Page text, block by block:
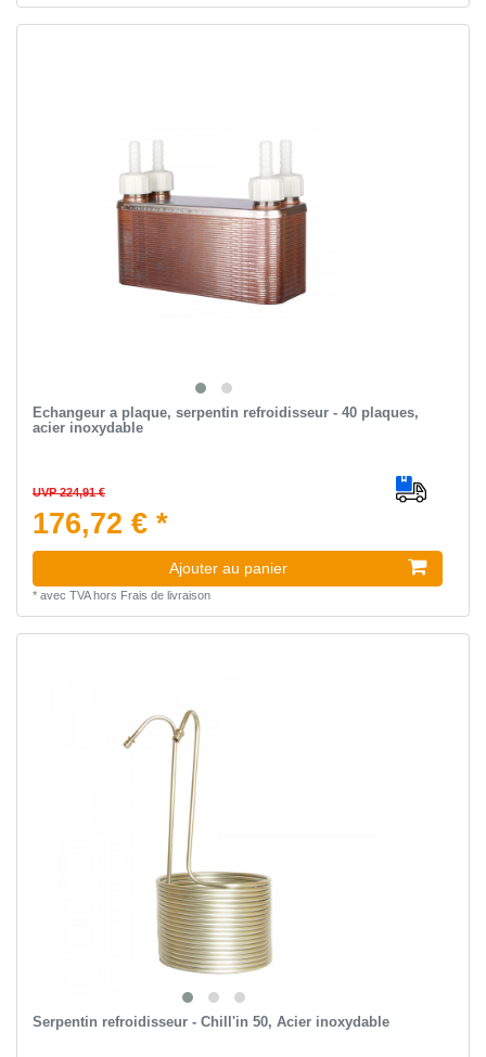
Echangeur a plaque, serpentin refroidisseur - 40 plaques,
acier inoxydable
UVP 224,91 €
176,72 € *
Ajouter au panier
* avec TVAhors Frais de livraison
Serpentin refroidisseur - Chill'in 50, Acier inoxydable